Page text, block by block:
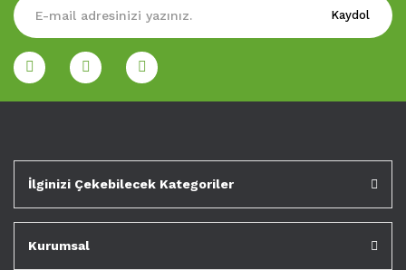
Kaydol
İlginizi Çekebilecek Kategoriler
Kurumsal